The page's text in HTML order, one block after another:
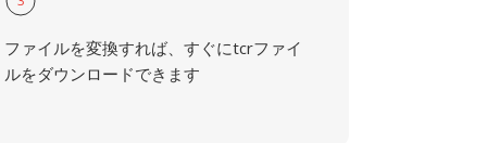
ファイルを変換すれば、すぐにtcrファイ
ルをダウンロードできます